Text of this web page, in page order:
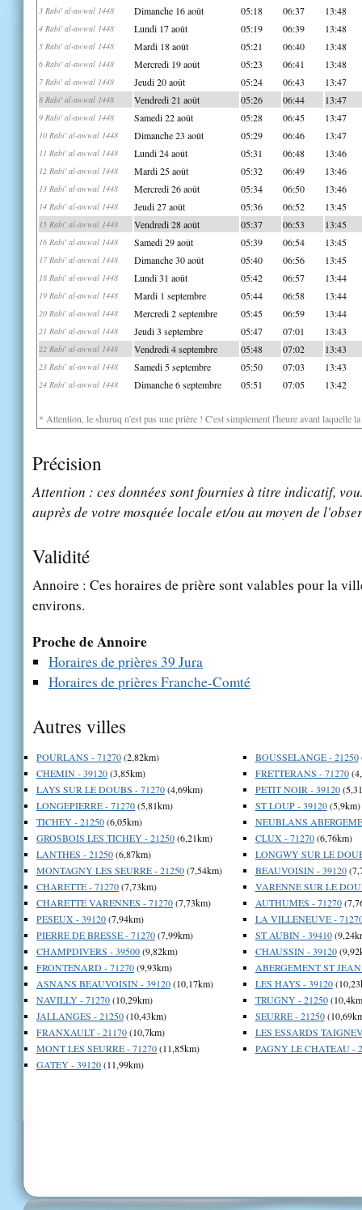
3 Rabi' al-awwal 1448 Dimanche 16 août 05:18 06:37 13:48
4 Rabi' al-awwal 1448 Lundi 17 août 05:19 06:39 13:48
5 Rabi' al-awwal 1448 Mardi 18 août 05:21 06:40 13:48
6 Rabi' al-awwal 1448 Mercredi 19 août 05:23 06:41 13:48
7 Rabi' al-awwal 1448 Jeudi 20 août 05:24 06:43 13:47
8 Rabi' al-awwal 1448 Vendredi 21 août 05:26 06:44 13:47
9 Rabi' al-awwal 1448 Samedi 22 août 05:28 06:45 13:47
10 Rabi' al-awwal 1448 Dimanche 23 août 05:29 06:46 13:47
11 Rabi' al-awwal 1448 Lundi 24 août 05:31 06:48 13:46
12 Rabi' al-awwal 1448 Mardi 25 août 05:32 06:49 13:46
13 Rabi' al-awwal 1448 Mercredi 26 août 05:34 06:50 13:46
14 Rabi' al-awwal 1448 Jeudi 27 août 05:36 06:52 13:45
15 Rabi' al-awwal 1448 Vendredi 28 août 05:37 06:53 13:45
16 Rabi' al-awwal 1448 Samedi 29 août 05:39 06:54 13:45
17 Rabi' al-awwal 1448 Dimanche 30 août 05:40 06:56 13:45
18 Rabi' al-awwal 1448 Lundi 31 août 05:42 06:57 13:44
19 Rabi' al-awwal 1448 Mardi 1 septembre 05:44 06:58 13:44
20 Rabi' al-awwal 1448 Mercredi 2 septembre 05:45 06:59 13:44
21 Rabi' al-awwal 1448 Jeudi 3 septembre 05:47 07:01 13:43
22 Rabi' al-awwal 1448 Vendredi 4 septembre 05:48 07:02 13:43
23 Rabi' al-awwal 1448 Samedi 5 septembre 05:50 07:03 13:43
24 Rabi' al-awwal 1448 Dimanche 6 septembre 05:51 07:05 13:42
* Attention, le shuruq n'est pas une prière ! C'est simplement l'heure avant laquelle
Précision
Attention : ces données sont fournies à titre indicatif,
auprès de votre mosquée locale et/ou au moyen de
Validité
Annoire : Ces horaires de prière sont valables pour la
environs.
Proche de Annoire
Horaires de prières 39 Jura
Horaires de prières Franche-Comté
Autres villes
POURLANS - 71270(2,82km)
CHEMIN - 39120(3,85km)
LAYS SUR LE DOUBS - 71270(4,69km)
LONGEPIERRE - 71270(5,81km)
TICHEY - 21250(6,05km)
GROSBOIS LES TICHEY - 21250(6,21km)
LANTHES - 21250(6,87km)
MONTAGNY LES SEURRE - 21250(7,54km)
CHARETTE - 71270(7,73km)
CHARETTE VARENNES - 71270(7,73km)
PESEUX - 39120(7,94km)
PIERRE DE BRESSE - 71270(7,99km)
CHAMPDIVERS - 39500(9,82km)
FRONTENARD - 71270(9,93km)
ASNANS BEAUVOISIN - 39120(10,17km)
NAVILLY - 71270(10,29km)
JALLANGES - 21250(10,43km)
FRANXAULT - 21170(10,7km)
MONT LES SEURRE - 71270(11,85km)
GATEY - 39120(11,99km)
BOUSSELANGE - 21250
FRETTERANS - 71270
PETIT NOIR - 39120
ST LOUP - 39120(5,9km)
NEUBLANS
CLUX - 71270(6,76km)
LONGWY SUR LE
BEAUVOISIN - 39120
VARENNE SUR LE
AUTHUMES - 71270
LA VILLENEUVE -
ST AUBIN - 39410
CHAUSSIN - 39120
ABERGEMENT ST
LES HAYS - 39120
TRUGNY - 21250
SEURRE - 21250
LES ESSARDS
PAGNY LE CHATEAU -